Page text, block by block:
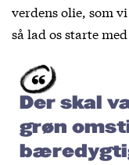
verdens olie, som
så lad os starte
Der skal
grøn